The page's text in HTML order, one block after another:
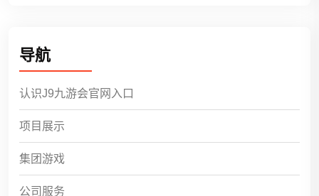
导航
认识J9九游会官网入口
项目展示
集团游戏
公司服务